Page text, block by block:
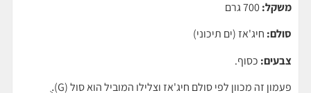
משקל:
סולם: חיג'אז (ים תיכוני)
צבעים: כסוף.
פעמון זה מכוון לפי סולם חיג'אז וצלילו המוביל הוא סול (G).ֻ